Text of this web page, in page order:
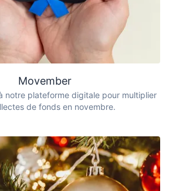
Movember
notre plateforme digitale pour multiplier
de fonds en novembre.